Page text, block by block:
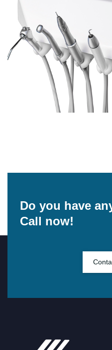
Do you have
Call now!